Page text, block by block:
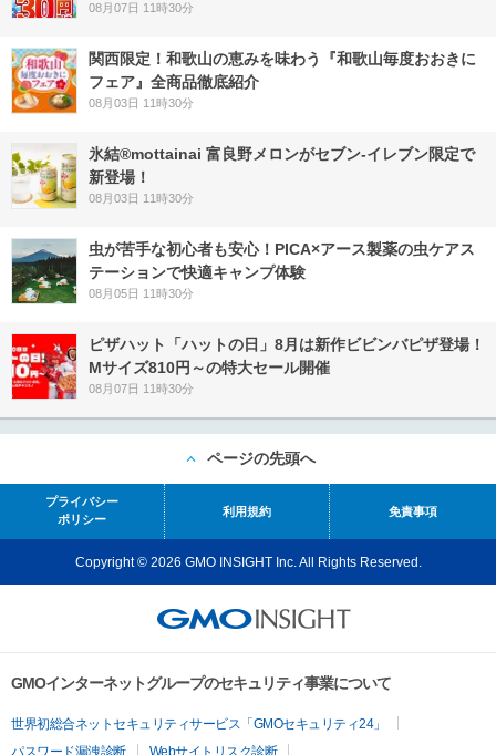
08月07日 11時30分
関西限定！和歌山の恵みを味わう『和歌山毎度おおきに
フェア』全商品徹底紹介
08月03日 11時30分
氷結®mottainai 富良野メロンがセブン‐イレブン限定で
新登場！
08月03日 11時30分
虫が苦手な初心者も安心！PICA×アース製薬の虫ケアス
テーションで快適キャンプ体験
08月05日 11時30分
ピザハット「ハットの日」8月は新作ビビンバピザ登場！
Mサイズ810円～の特大セール開催
08月07日 11時30分
ページの先頭へ
プライバシー
ポリシー
利用規約 免責事項
Copyright © 2026 GMO INSIGHT Inc. All Rights Reserved.
GMOインターネットグループのセキュリティ事業について
世界初総合ネットセキュリティサービス「GMOセキュリティ24」
パスワード漏洩診断
Webサイトリスク診断